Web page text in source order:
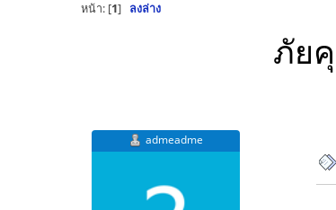
หน้า: [1] ลงล่าง
ภัย
admeadme